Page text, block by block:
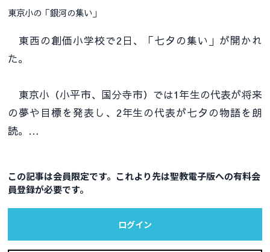
東京小の「銀河の集い」
東西の創価小学校で2日、「七夕の集い」が開かれ
た。
東京小（小平市、国分寺市）では1年生の代表が将来
の夢や目標を発表し、2年生の代表が七夕の物語を朗
読。…
この記事は会員限定です。これより先は聖教電子版への有料会
員登録が必要です。
ログイン